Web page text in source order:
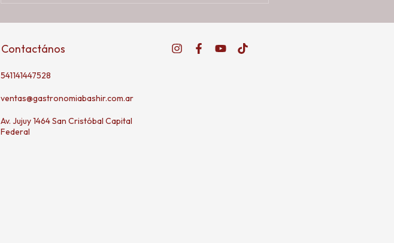
Contactános
541141447528
ventas@gastronomiabashir.com.ar
Av. Jujuy 1464 San Cristóbal Capital
Federal